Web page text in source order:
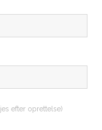
efter oprettelse)